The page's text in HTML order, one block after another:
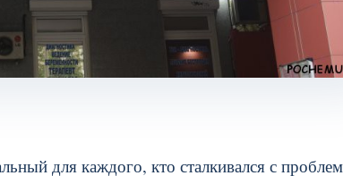
для каждого, кто сталкивался с